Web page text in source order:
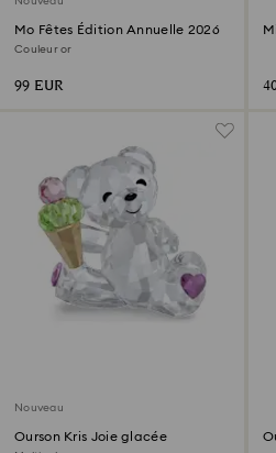
Mo Fêtes Édition Annuelle 2026
Couleur or
99 EUR
Nouveau
Ourson Kris Joie glacée